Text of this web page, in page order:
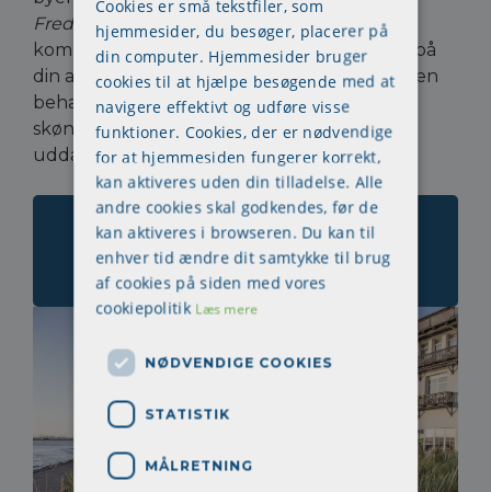
Fredensborg og Nivå. Du får de nødvendige
kompetencer til at forbedre arbejdsmiljøet på
din arbejdsplads – og samtidig kan du nyde en
behagelig atmosfære, god forplejning og
skønne omgivelser. Vil du tage din AMR-
uddannelse iHelsingør?
Læs mere om
arbejdsmiljøkurset og
tilmeld dig her
Cookies er små tekstfiler, som
hjemmesider, du besøger, placerer på
din computer. Hjemmesider bruger
cookies til at hjælpe besøgende med at
navigere effektivt og udføre visse
funktioner. Cookies, der er nødvendige
for at hjemmesiden fungerer korrekt,
kan aktiveres uden din tilladelse. Alle
andre cookies skal godkendes, før de
kan aktiveres i browseren. Du kan til
enhver tid ændre dit samtykke til brug
af cookies på siden med vores
cookiepolitik Læs mere
NØDVENDIGE COOKIES
STATISTIK
MÅLRETNING